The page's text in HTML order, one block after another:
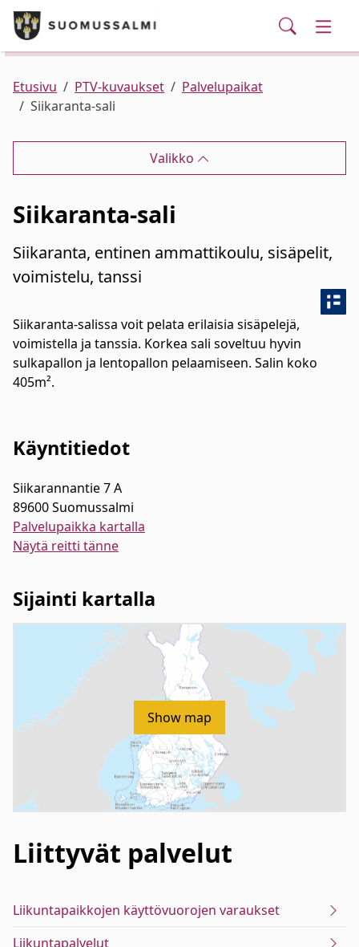
Siirry pääsisältöön
Puhelinluettelo/yhteystiedot
Palvelut
Ajankohtaista
Verkkokauppa
Haku
Kunta ja hallinto
Asuminen ja ympäristö
Elinvoima
Kulttuuri, vapaa-aika ja nuoret
Etusivu PTV-kuvaukset
Palvelupaikat
Siikaranta-sali
Valikko
Siikaranta-sali
Siikaranta, entinen ammattikoulu, sisäpelit,
voimistelu, tanssi
Siikaranta-salissa voit pelata erilaisia sisäpelejä,
voimistella ja tanssia. Korkea sali soveltuu hyvin
sulkapallon ja lentopallon pelaamiseen. Salin koko
405m².
Käyntitiedot
Siikarannantie 7 A
89600 Suomussalmi
Palvelupaikka kartalla
Näytä reitti tänne
Sijainti kartalla
Show map
Liittyvät palvelut
Liikuntapaikkojen käyttövuorojen varaukset
Liikuntapalvelut